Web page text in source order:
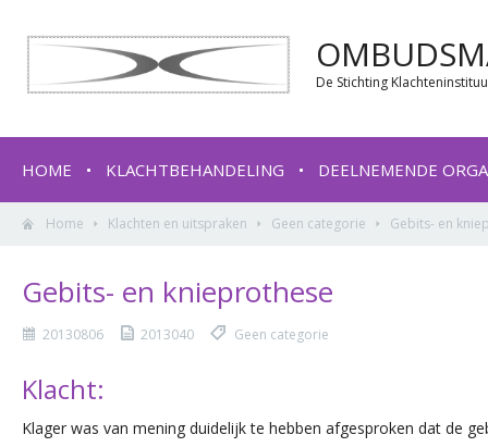
De Stichting
HOME KLACHTBEHANDELING DEELNEMENDE
Home Klachten en uitspraken Geen categorie Gebits- en
Gebits- en knieprothese
20130806 2013040 Geen categorie
Klacht:
Klager was van mening duidelijk te hebben afgesproken dat de